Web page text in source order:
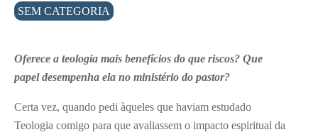
SEM CATEGORIA
Oferece a teologia mais benefícios do que riscos? Que
papel desempenha ela no ministério do pastor?
Certa vez, quando pedi àqueles que haviam estudado
Teologia comigo para que avaliassem o impacto espiritual da